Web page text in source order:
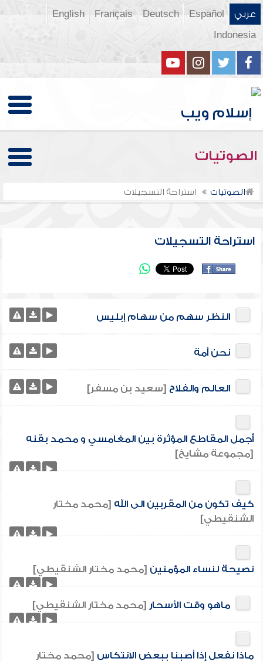
عربي Español
Deutsch
Français
English
Indonesia
الصوتيات
الصوتيات استراحة التسجيلات
استراحة التسجيلات
النظر سهم من سهام إبليس
نحن أمة
العالم والفلاح [سعيد بن مسفر]
أجمل المقاطع المؤثرة بين المغامسي و محمد بقنه
[مجموعة مشايخ]
كيف تكون من المقربين الى الله [محمد مختار
الشنقيطي]
نصيحة لنساء المؤمنين [محمد مختار الشنقيطي]
ماهو وقت الأسحار [محمد مختار الشنقيطي]
ماذا نفعل إذا أصبنا ببعض الانتكاس [محمد مختار